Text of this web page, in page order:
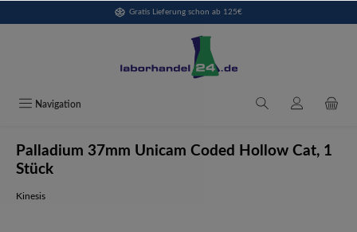
Gratis Lieferung schon ab 125€
Navigation
Palladium 37mm Unicam Coded Hollow Cat, 1
Stück
Kinesis